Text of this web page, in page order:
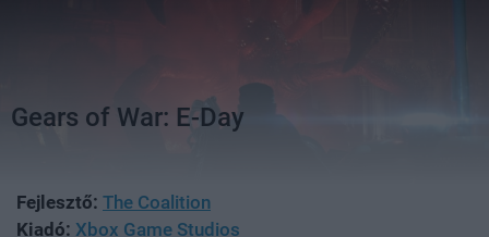
Gears of War: E-Day
Fejlesztő: The Coalition
Kiadó: Xbox Game Studios